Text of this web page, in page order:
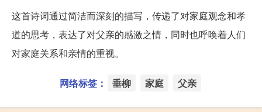
这首诗词通过简洁而深刻的描写，传递了对家庭观念和孝
道的思考，表达了对父亲的感激之情，同时也呼唤着人们
对家庭关系和亲情的重视。
网络标签： 垂柳 家庭 父亲